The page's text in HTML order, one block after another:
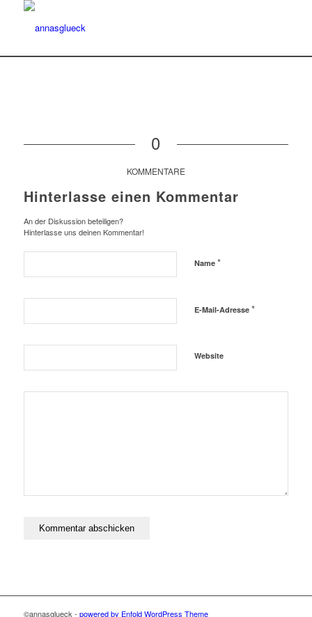
0
KOMMENTARE
Hinterlasse einen Kommentar
An der Diskussion beteiligen?
Hinterlasse uns deinen Kommentar!
Name *
E-Mail-Adresse *
Website
©annasglueck - powered by Enfold WordPress Theme